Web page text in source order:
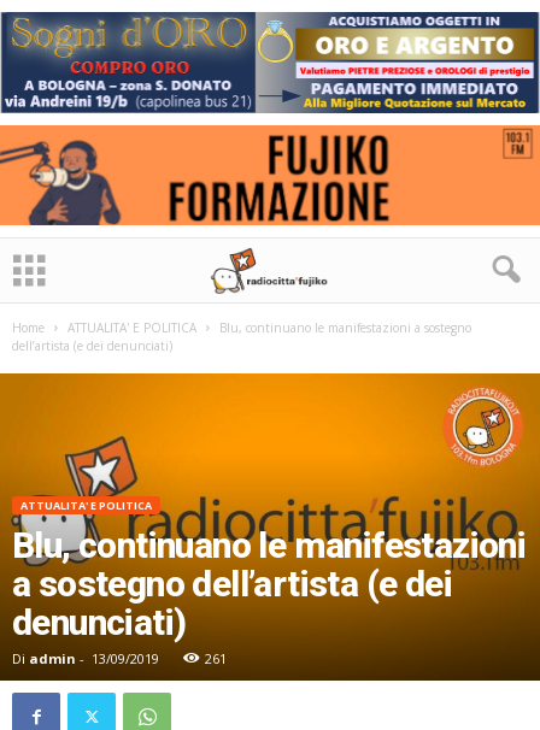
Home ATTUALITA' E POLITICA
Blu, continuano le manifestazioni a sostegno
dell’artista (e dei denunciati)
ATTUALITA' E POLITICA
Blu, continuano le manifestazioni
a sostegno dell’artista (e dei
denunciati)
Di admin - 13/09/2019 261